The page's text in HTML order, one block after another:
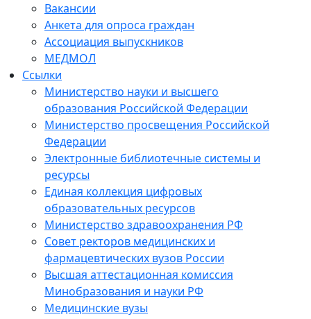
Вакансии
Анкета для опроса граждан
Ассоциация выпускников
МЕДМОЛ
Ссылки
Министерство науки и высшего
образования Российской Федерации
Министерство просвещения Российской
Федерации
Электронные библиотечные системы и
ресурсы
Единая коллекция цифровых
образовательных ресурсов
Министерство здравоохранения РФ
Совет ректоров медицинских и
фармацевтических вузов России
Высшая аттестационная комиссия
Минобразования и науки РФ
Медицинские вузы